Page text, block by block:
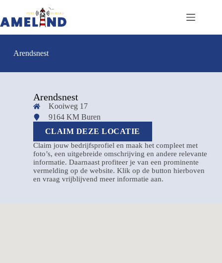
Arendsnest
Arendsnest
Kooiweg 17
9164 KM Buren
CLAIM DEZE LOCATIE
Claim jouw bedrijfsprofiel en maak het compleet met
foto’s, een uitgebreide omschrijving en andere relevante
informatie. Daarnaast profiteer je van een prominente
vermelding op de website. Klik op de button hierboven
en vraag vrijblijvend meer informatie aan.